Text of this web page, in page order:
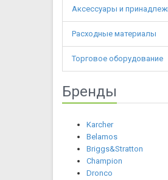
Аксессуары и
Расходные материалы
Торговое оборудование
Бренды
Karcher
Belamos
Briggs&Stratton
Champion
Dronco